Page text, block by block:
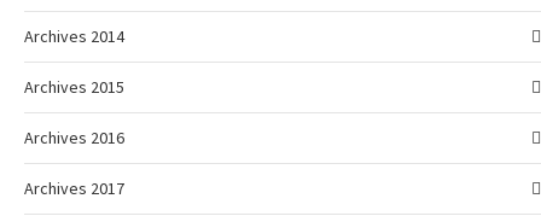
Archives 2014
Archives 2015
Archives 2016
Archives 2017